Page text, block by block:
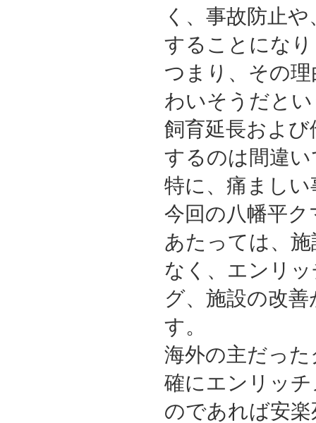
く、事故防止
することにな
つまり、その
わいそうだと
飼育延長およ
するのは間違
特に、痛まし
今回の八幡平
あたっては、
なく、エンリ
グ、施設の改
す。
海外の主だっ
確にエンリッ
のであれば安